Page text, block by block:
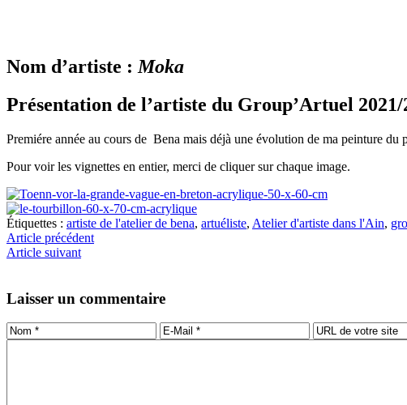
Nom d’artiste :Moka
Présentation de l’artiste du Group’Artuel 2021/
Premiére année au cours de Bena mais déjà une évolution de ma peinture
Pour voir les vignettes en entier, merci de cliquer sur chaque image.
Étiquettes : artiste de l'atelier de bena, artuéliste, Atelier d'artiste dans l'Ain,
Article précédent
Article suivant
Laisser un commentaire